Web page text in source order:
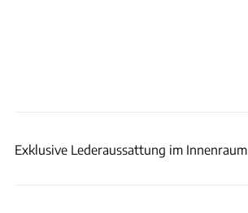
Exklusive Lederaussattung im Innenraum.